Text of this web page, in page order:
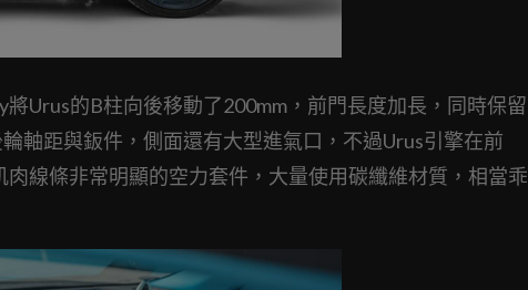
Urus的B柱向後移動了200mm，前門長度加長，同時保留
軸距與鈑件，側面還有大型進氣口，不過Urus引擎在前
線條非常明顯的空力套件，大量使用碳纖維材質，相當乖